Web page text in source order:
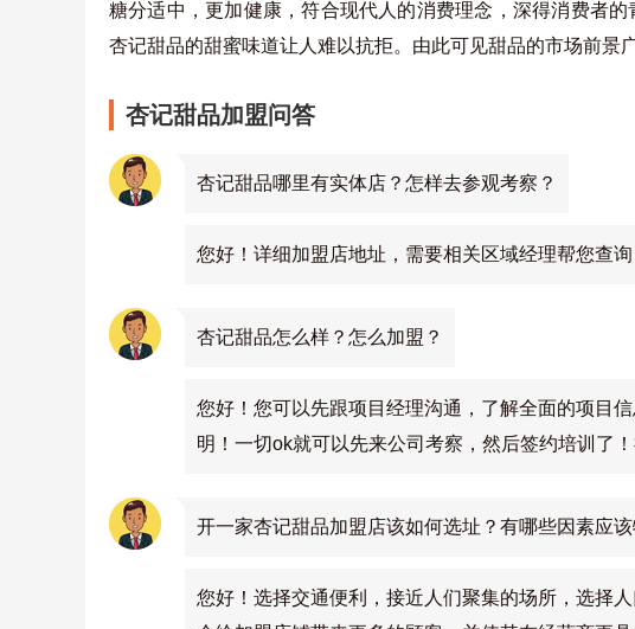
糖分适中，更加健康，符合现代人的消费理念，深得消费者
杏记甜品的甜蜜味道让人难以抗拒。由此可见甜品的市场前景广
杏记甜品加盟问答
杏记甜品哪里有实体店？怎样去参观考察？
您好！详细加盟店地址，需要相关区域经理帮您查
杏记甜品怎么样？怎么加盟？
您好！您可以先跟项目经理沟通，了解全面的项目
明！一切ok就可以先来公司考察，然后签约培训了！
开一家杏记甜品加盟店该如何选址？有哪些因素应该
您好！选择交通便利，接近人们聚集的场所，选择